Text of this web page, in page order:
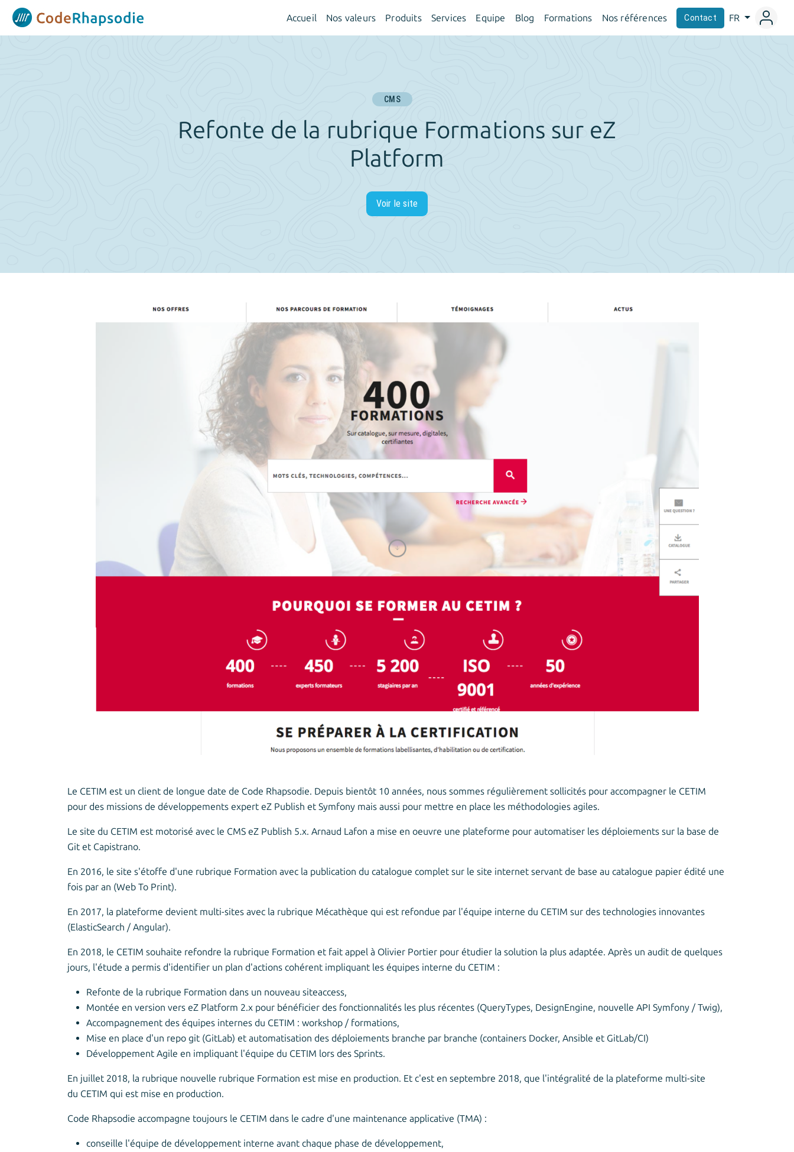
Accueil Nos valeurs Produits Services Equipe Blog Formations Nos références Contact FR
CMS
Refonte de la rubrique Formations sur eZ
Platform
Voir le site
Le CETIM est un client de longue date de Code Rhapsodie. Depuis bientôt 10 années, nous sommes régulièrement sollicités pour accompagner le CETIM
pour des missions de développements expert eZ Publish et Symfony mais aussi pour mettre en place les méthodologies agiles.
Le site du CETIM est motorisé avec le CMS eZ Publish 5.x. Arnaud Lafon a mise en oeuvre une plateforme pour automatiser les déploiements sur la base de
Git et Capistrano.
En 2016, le site s'étoffe d'une rubrique Formation avec la publication du catalogue complet sur le site internet servant de base au catalogue papier édité une
fois par an (Web To Print).
En 2017, la plateforme devient multi-sites avec la rubrique Mécathèque qui est refondue par l'équipe interne du CETIM sur des technologies innovantes
(ElasticSearch / Angular).
En 2018, le CETIM souhaite refondre la rubrique Formation et fait appel à Olivier Portier pour étudier la solution la plus adaptée. Après un audit de quelques
jours, l'étude a permis d'identifier un plan d'actions cohérent impliquant les équipes interne du CETIM :
Refonte de la rubrique Formation dans un nouveau siteaccess,
Montée en version vers eZ Platform 2.x pour bénéficier des fonctionnalités les plus récentes (QueryTypes, DesignEngine, nouvelle API Symfony / Twig),
Accompagnement des équipes internes du CETIM : workshop / formations,
Mise en place d'un repo git (GitLab) et automatisation des déploiements branche par branche (containers Docker, Ansible et GitLab/CI)
Développement Agile en impliquant l'équipe du CETIM lors des Sprints.
En juillet 2018, la rubrique nouvelle rubrique Formation est mise en production. Et c'est en septembre 2018, que l'intégralité de la plateforme multi-site
du CETIM qui est mise en production.
Code Rhapsodie accompagne toujours le CETIM dans le cadre d'une maintenance applicative (TMA) :
conseille l'équipe de développement interne avant chaque phase de développement,
Panneau de gestion des cookies